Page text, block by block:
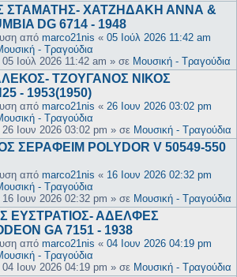
ΣΤΑΜΑΤΗΣ- ΧΑΤΖΗΔΑΚΗ ΑΝΝΑ &
DG 6714 - 1948
από marco21nis « 05 Ιούλ 2026 11:42 am
- Τραγούδια
05 Ιούλ 2026 11:42 am » σε Μουσική - Τραγούδια
ΤΖΟΥΓΑΝΟΣ ΝΙΚΟΣ
- 1953(1950)
από marco21nis « 26 Ιουν 2026 03:02 pm
- Τραγούδια
26 Ιουν 2026 03:02 pm » σε Μουσική - Τραγούδια
ΣΕΡΑΦΕΙΜ POLYDOR V 50549-550
από marco21nis « 16 Ιουν 2026 02:32 pm
- Τραγούδια
16 Ιουν 2026 02:32 pm » σε Μουσική - Τραγούδια
ΕΥΣΤΡΑΤΙΟΣ- ΑΔΕΛΦΕΣ
GA 7151 - 1938
από marco21nis « 04 Ιουν 2026 04:19 pm
- Τραγούδια
04 Ιουν 2026 04:19 pm » σε Μουσική - Τραγούδια